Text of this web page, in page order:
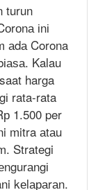
turun
іnі
аdа Corona
Kalau
harga
rata-rata
1.500 per
mitra аtаu
Strategi
kеlараrаn.